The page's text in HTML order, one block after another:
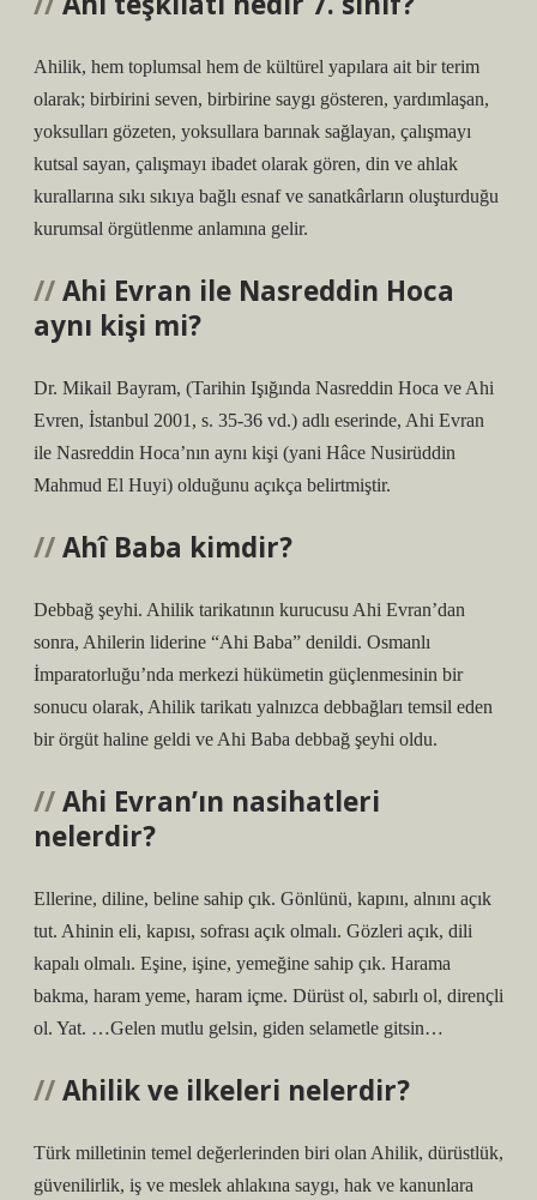
Ahilik, hem toplumsal hem de kültürel yapılara ait bir terim
olarak; birbirini seven, birbirine saygı gösteren, yardımlaşan,
yoksulları gözeten, yoksullara barınak sağlayan, çalışmayı
kutsal sayan, çalışmayı ibadet olarak gören, din ve ahlak
kurallarına sıkı sıkıya bağlı esnaf ve sanatkârların oluşturduğu
kurumsal örgütlenme anlamına gelir.
Ahi Evran ile Nasreddin Hoca
aynı kişi mi?
Dr. Mikail Bayram, (Tarihin Işığında Nasreddin Hoca ve Ahi
Evren, İstanbul 2001, s. 35-36 vd.) adlı eserinde, Ahi Evran
ile Nasreddin Hoca’nın aynı kişi (yani Hâce Nusirüddin
Mahmud El Huyi) olduğunu açıkça belirtmiştir.
Ahî Baba kimdir?
Debbağ şeyhi. Ahilik tarikatının kurucusu Ahi Evran’dan
sonra, Ahilerin liderine “Ahi Baba” denildi. Osmanlı
İmparatorluğu’nda merkezi hükümetin güçlenmesinin bir
sonucu olarak, Ahilik tarikatı yalnızca debbağları temsil eden
bir örgüt haline geldi ve Ahi Baba debbağ şeyhi oldu.
Ahi Evran’ın nasihatleri
nelerdir?
Ellerine, diline, beline sahip çık. Gönlünü, kapını, alnını açık
tut. Ahinin eli, kapısı, sofrası açık olmalı. Gözleri açık, dili
kapalı olmalı. Eşine, işine, yemeğine sahip çık. Harama
bakma, haram yeme, haram içme. Dürüst ol, sabırlı ol, dirençli
ol. Yat. …Gelen mutlu gelsin, giden selametle gitsin…
Ahilik ve ilkeleri nelerdir?
Türk milletinin temel değerlerinden biri olan Ahilik, dürüstlük,
güvenilirlik, iş ve meslek ahlakına saygı, hak ve kanunlara